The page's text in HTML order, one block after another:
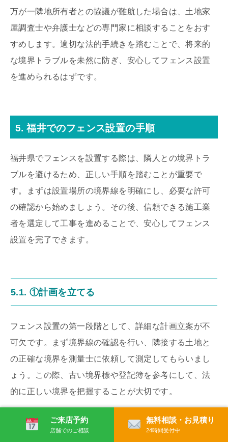
万が一隣地所有者との協議が難航した場合は、土地家
屋調査士や弁護士などの専門家に相談することをおす
すめします。適切な法的手続きを踏むことで、将来的
な境界トラブルを未然に防ぎ、安心してフェンス設置
を進められるはずです。
5. 福井でのフェンス設置の手順
福井県でフェンスを設置する際は、隣人との境界トラ
ブルを避けるため、正しい手順を踏むことが重要で
す。まずは設置場所の境界線を明確にし、必要な許可
の確認から始めましょう。その後、信頼できる施工業
者を選定して工事を進めることで、安心してフェンス
設置を完了できます。
5.1. ①計画を立てる
フェンス設置の第一段階として、詳細な計画立案が不
可欠です。まず境界線の確認を行い、隣接する土地と
の正確な境界を測量士に依頼して測定してもらいまし
ょう。この際、古い境界標や登記簿を参考にして、法
的に正しい境界を把握することが大切です。
次に、設置するフェンスの種類、高さ、材質を決定し
ご来店予約
店舗でのご相談
無料相談・お見積り
24時間受付中